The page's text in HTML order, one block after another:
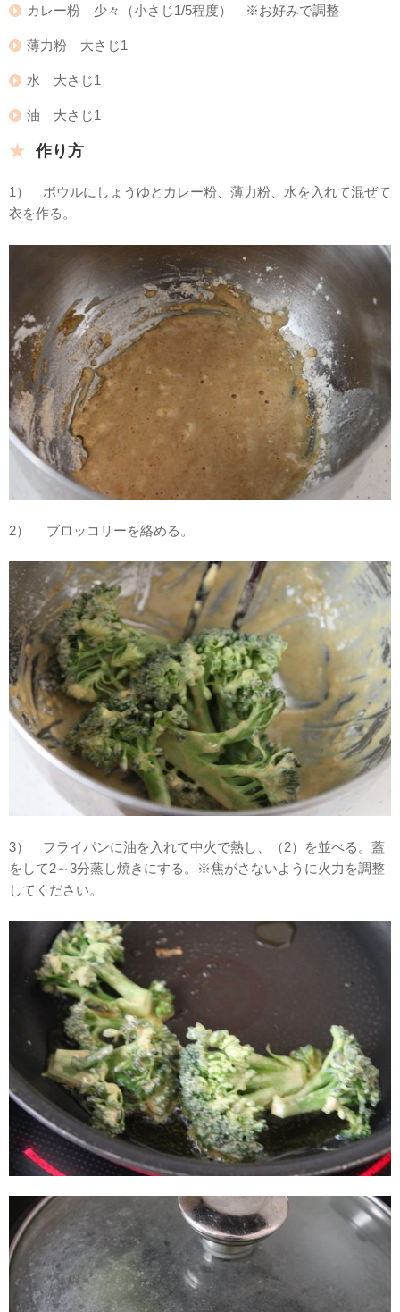
カレー粉 少々（小さじ1/5程度） ※お好みで調整
薄力粉 大さじ1
水 大さじ1
油 大さじ1
作り方
1） ボウルにしょうゆとカレー粉、薄力粉、水を入れて混ぜて
衣を作る。
2） ブロッコリーを絡める。
3） フライパンに油を入れて中火で熱し、（2）を並べる。蓋
をして2～3分蒸し焼きにする。※焦がさないように火力を調整
してください。